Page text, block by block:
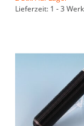
Lieferzeit: 1 - 3